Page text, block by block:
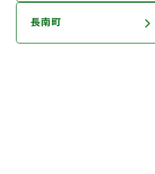
長南町